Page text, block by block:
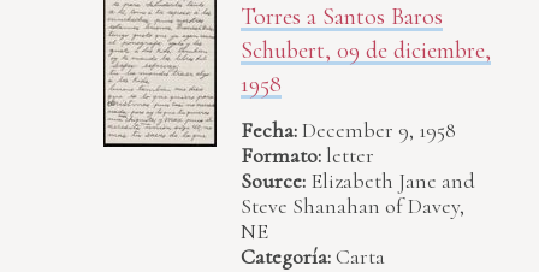
Torres a Santos Baros
Schubert, 09 de diciembre,
1958
Fecha:December 9, 1958
Formato: letter
Source: Elizabeth Jane and
Steve Shanahan of Davey,
NE
Categoría:Carta